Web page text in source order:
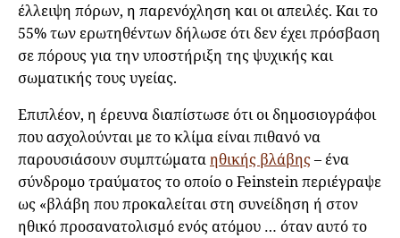
έλλειψη πόρων, η παρενόχληση και οι απειλές. Και το
55% των ερωτηθέντων δήλωσε ότι δεν έχει πρόσβαση
σε πόρους για την υποστήριξη της ψυχικής και
σωματικής τους υγείας.
Επιπλέον, η έρευνα διαπίστωσε ότι οι δημοσιογράφοι
που ασχολούνται με το κλίμα είναι πιθανό να
παρουσιάσουν συμπτώματα ηθικής βλάβης– ένα
σύνδρομο τραύματος το οποίο ο Feinstein περιέγραψε
ως «βλάβη που προκαλείται στη συνείδηση ή στον
ηθικό προσανατολισμό ενός ατόμου … όταν αυτό το